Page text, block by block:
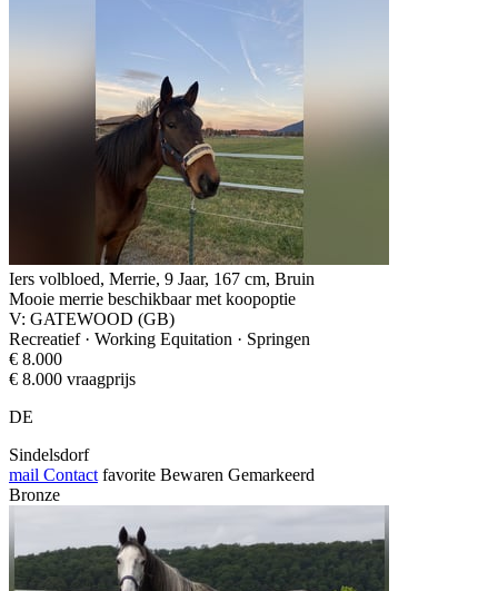
Iers volbloed, Merrie, 9 Jaar, 167 cm, Bruin
Mooie merrie beschikbaar met koopoptie
V: GATEWOOD (GB)
Recreatief · Working Equitation · Springen
€ 8.000
€ 8.000 vraagprijs
DE
Sindelsdorf
mail Contact favorite Bewaren Gemarkeerd
Bronze